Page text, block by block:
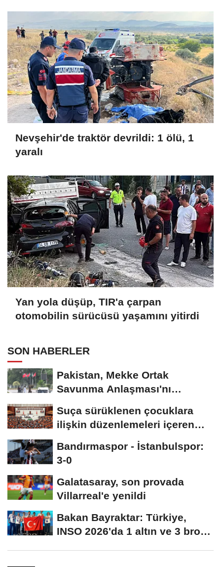
Nevşehir'de traktör devrildi: 1 ölü, 1
yaralı
Yan yola düşüp, TIR'a çarpan
otomobilin sürücüsü yaşamını yitirdi
SON HABERLER
Pakistan, Mekke Ortak
Savunma Anlaşması'nı
Suça sürüklenen çocuklara
ilişkin düzenlemeleri içeren
Bandırmaspor - İstanbulspor:
3-0
Galatasaray, son provada
Villarreal'e yenildi
Bakan Bayraktar: Türkiye,
INSO 2026'da 1 altın ve 3 bronz